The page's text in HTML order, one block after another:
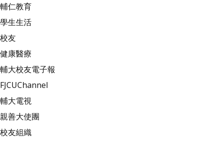
輔仁教育
學生生活
校友
健康醫療
輔大校友電子報
FJCUChannel
輔大電視
親善大使團
校友組織